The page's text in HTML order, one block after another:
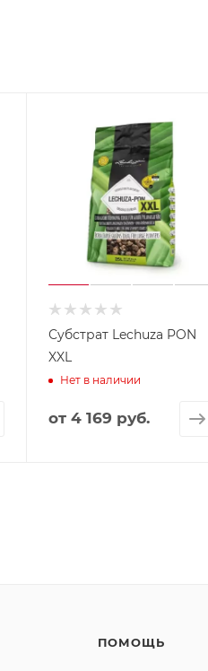
Субстрат Lechuza PON
XXL
Нет в наличии
от4 169 руб.
ПОМОЩЬ